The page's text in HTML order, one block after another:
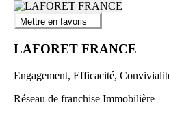
Mettre en favoris
LAFORET FRANCE
Engagement, Efficacité,
Réseau de franchise Immobilière